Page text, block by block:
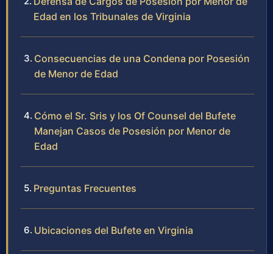
Edad en los Tribunales de Virginia
Consecuencias de una Condena por Posesión
de Menor de Edad
Cómo el Sr. Sris y los Of Counsel del Bufete
Manejan Casos de Posesión por Menor de
Edad
Preguntas Frecuentes
Ubicaciones del Bufete en Virginia